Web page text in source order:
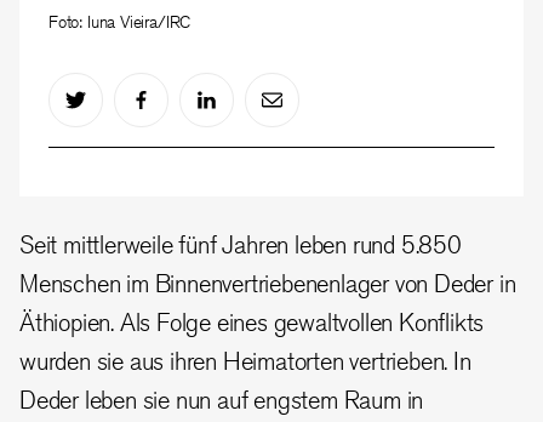
Foto: Iuna Vieira/IRC
Seit mittlerweile fünf Jahren leben rund 5.850
Menschen im Binnenvertriebenenlager von Deder in
Äthiopien. Als Folge eines gewaltvollen Konflikts
wurden sie aus ihren Heimatorten vertrieben. In
Deder leben sie nun auf engstem Raum in